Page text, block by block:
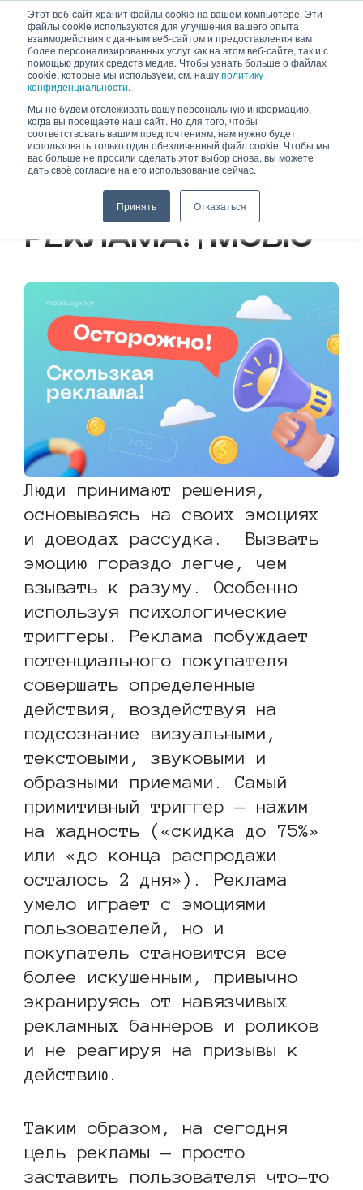
Этот веб-сайт хранит файлы cookie на вашем компьютере. Эти
файлы cookie используются для улучшения вашего опыта
взаимодействия с данным веб-сайтом и предоставления вам
более персонализированных услуг как на этом веб-сайте, так и с
помощью других средств медиа. Чтобы узнать больше о файлах
cookie, которые мы используем, см. нашуполитику
конфиденциальности.
Мы не будем отслеживать вашу персональную информацию,
когда вы посещаете наш сайт. Но для того, чтобы
соответствовать вашим предпочтениям, нам нужно будет
использовать только один обезличенный файл cookie. Чтобы мы
вас больше не просили сделать этот выбор снова, вы можете
дать своё согласие на его использование сейчас.
Принять Отказаться
Skip
content
27.09.2023
ОСТОРОЖНО!
СКОЛЬЗКАЯ
РЕКЛАМА! | MOBIO
Люди принимают решения,
основываясь на своих эмоциях
и доводах рассудка. Вызвать
эмоцию гораздо легче, чем
взывать к разуму. Особенно
используя психологические
триггеры. Реклама побуждает
потенциального покупателя
совершать определенные
действия, воздействуя на
подсознание визуальными,
текстовыми, звуковыми и
образными приемами. Самый
примитивный триггер — нажим
на жадность («скидка до 75%»
или «до конца распродажи
осталось 2 дня»). Реклама
умело играет с эмоциями
пользователей, но и
покупатель становится все
более искушенным, привычно
экранируясь от навязчивых
рекламных баннеров и роликов
и не реагируя на призывы к
действию.
Таким образом, на сегодня
цель рекламы — просто
заставить пользователя что-то